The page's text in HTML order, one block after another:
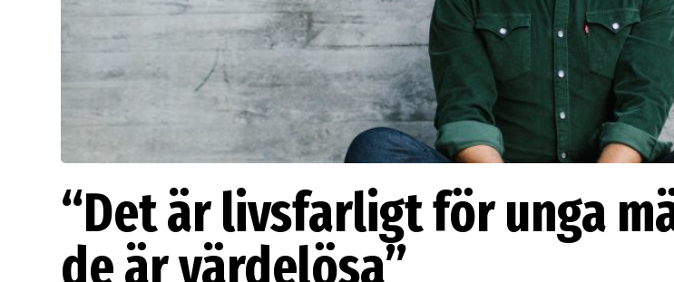
“Det är livsfarligt för unga
de är värdelösa”